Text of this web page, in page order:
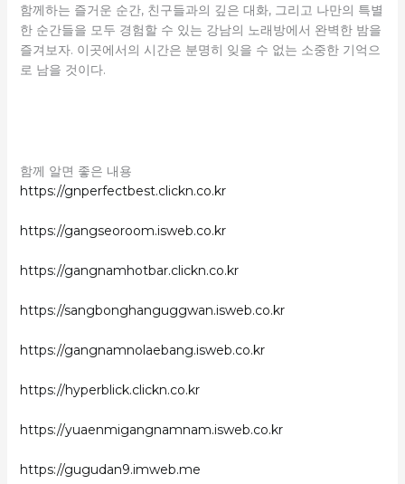
함께하는 즐거운 순간, 친구들과의 깊은 대화, 그리고 나만의 특별
한 순간들을 모두 경험할 수 있는 강남의 노래방에서 완벽한 밤을
즐겨보자. 이곳에서의 시간은 분명히 잊을 수 없는 소중한 기억으
로 남을 것이다.
함께 알면 좋은 내용
https://gnperfectbest.clickn.co.kr
https://gangseoroom.isweb.co.kr
https://gangnamhotbar.clickn.co.kr
https://sangbonghanguggwan.isweb.co.kr
https://gangnamnolaebang.isweb.co.kr
https://hyperblick.clickn.co.kr
https://yuaenmigangnamnam.isweb.co.kr
https://gugudan9.imweb.me